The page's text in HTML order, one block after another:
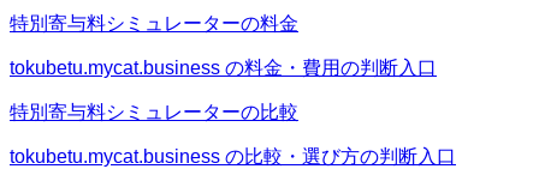
特別寄与料シミュレーターの料金
tokubetu.mycat.business の料金・費用の判断入口
特別寄与料シミュレーターの比較
tokubetu.mycat.business の比較・選び方の判断入口